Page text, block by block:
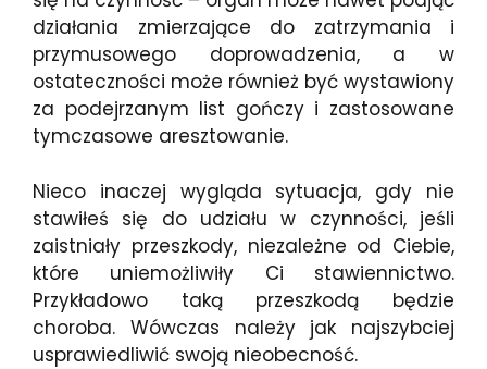
działania zmierzające do zatrzymania i
przymusowego doprowadzenia, a w
ostateczności może również być wystawiony
za podejrzanym list gończy i zastosowane
tymczasowe aresztowanie.
Nieco inaczej wygląda sytuacja, gdy nie
stawiłeś się do udziału w czynności, jeśli
zaistniały przeszkody, niezależne od Ciebie,
które uniemożliwiły Ci stawiennictwo.
Przykładowo taką przeszkodą będzie
choroba. Wówczas należy jak najszybciej
usprawiedliwić swoją nieobecność.